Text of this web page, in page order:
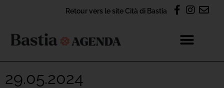
Retour vers le site Cità di Bastia
29.05.2024